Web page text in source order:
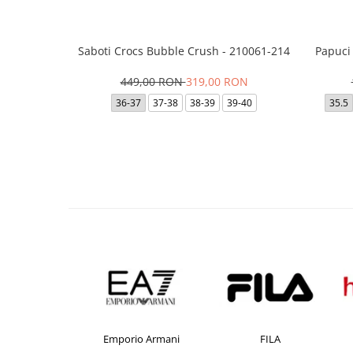
Saboti Crocs Bubble Crush - 210061-214
449,00 RON319,00 RON
36-37 37-38 38-39 39-40 35.5
Emporio Armani FILA